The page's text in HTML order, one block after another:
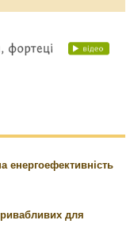
енергоефективність
для